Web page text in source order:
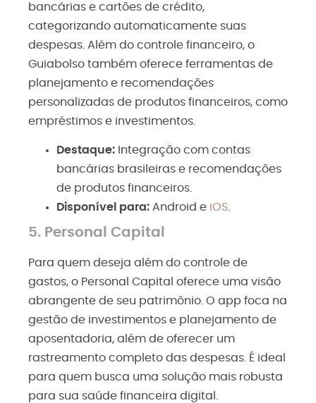
bancárias e cartões de crédito,
categorizando automaticamente suas
despesas. Além do controle financeiro, o
Guiabolso também oferece ferramentas de
planejamento e recomendações
personalizadas de produtos financeiros, como
empréstimos e investimentos.
Destaque: Integração com contas
bancárias brasileiras e recomendações
de produtos financeiros.
Disponível para: Android e iOS.
5. Personal Capital
Para quem deseja além do controle de
gastos, o Personal Capital oferece uma visão
abrangente de seu patrimônio. O app foca na
gestão de investimentos e planejamento de
aposentadoria, além de oferecer um
rastreamento completo das despesas. É ideal
para quem busca uma solução mais robusta
para sua saúde financeira digital.